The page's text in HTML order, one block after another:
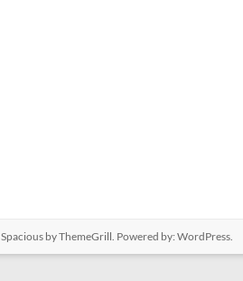
Spacious by ThemeGrill. Powered by: WordPress.